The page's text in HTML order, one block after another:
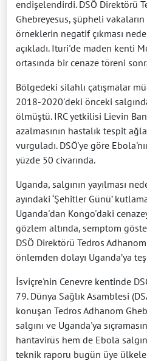
endişelendirdi. DSÖ Direktörü
Ghebreyesus, şüpheli
örneklerin negatif çıkması
açıkladı. Ituri'de maden kenti
ortasında bir cenaze töreni
Bölgedeki silahlı çatışmalar
2018-2020'deki önceki
ölmüştü. IRC yetkilisi Lievin
azalmasının hastalık tespit
vurguladı. DSÖ'ye göre
yüzde 50 civarında.
Uganda, salgının yayılması
ayındaki ‘Şehitler Günü’
Uganda'dan Kongo'daki
gözlem altında, semptom
DSÖ Direktörü Tedros
önlemden dolayı Uganda’ya
İsviçre'nin Cenevre kentinde
79. Dünya Sağlık Asamblesi
konuşan Tedros Adhanom
salgını ve Uganda'ya
hantavirüs hem de Ebola
teknik raporu bugün üye